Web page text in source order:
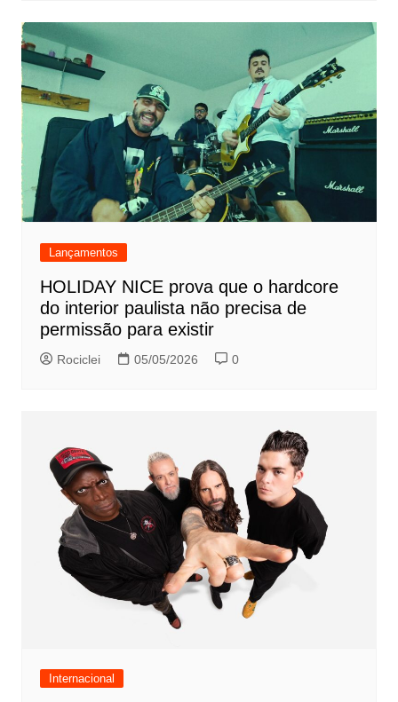
Lançamentos
HOLIDAY NICE prova que o hardcore
do interior paulista não precisa de
permissão para existir
Rociclei 05/05/2026 0
Internacional